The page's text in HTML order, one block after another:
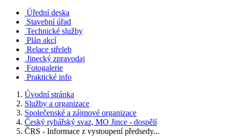
Úřední deska
Stavební úřad
Technické služby
Plán akcí
Relace střeleb
Jinecký zpravodaj
Fotogalerie
Praktické info
Úvodní stránka
Služby a organizace
Společenské a zájmové organizace
Český rybářský svaz, MO Jince - dospělí
ČRS - Informace z vystoupení předsedy...